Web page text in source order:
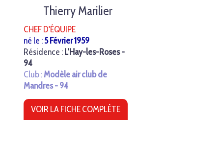
Thierry Marilier
CHEF D'ÉQUIPE
né le :5 Février 1959
Résidence :L'Hay-les-Roses -
94
Club :Modèle air club de
Mandres - 94
VOIR LA FICHE COMPLÈTE